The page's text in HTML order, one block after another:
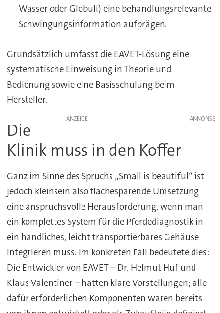
Wasser oder Globuli) eine behandlungsrelevante
Schwingungsinformation aufprägen.
Grundsätzlich umfasst die EAVET-Lösung eine
systematische Einweisung in Theorie und
Bedienung sowie eine Basisschulung beim
Hersteller.
ANZEIGE
Die
Klinik muss in den Koffer
Ganz im Sinne des Spruchs „Small is beautiful“ ist
jedoch kleinsein also flächesparende Umsetzung
eine anspruchsvolle Herausforderung, wenn man
ein komplettes System für die Pferdediagnostik in
ein handliches, leicht transportierbares Gehäuse
integrieren muss. Im konkreten Fall bedeutete dies:
Die Entwickler von EAVET – Dr. Helmut Huf und
Klaus Valentiner – hatten klare Vorstellungen; alle
dafür erforderlichen Komponenten waren bereits